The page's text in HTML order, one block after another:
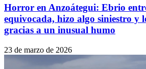
Horror en Anzoátegui: Ebrio
equivocada, hizo algo siniestro y
gracias a un inusual humo
23 de marzo de 2026